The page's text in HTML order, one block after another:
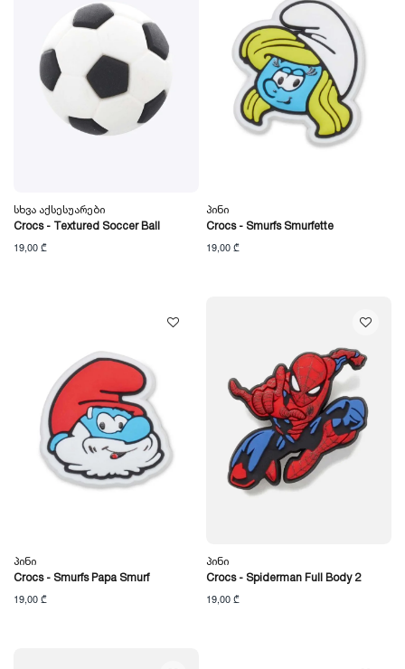
Სხვა Აქსესუარები
Crocs - Textured Soccer Ball
19,00 ₾
Პინი
Crocs - Smurfs Smurfette
19,00 ₾
Პინი
Crocs - Smurfs Papa Smurf
19,00 ₾
Პინი
Crocs - Spiderman Full Body 2
19,00 ₾